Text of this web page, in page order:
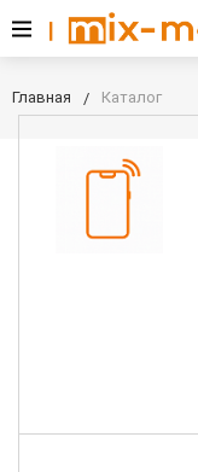
Главная Каталог